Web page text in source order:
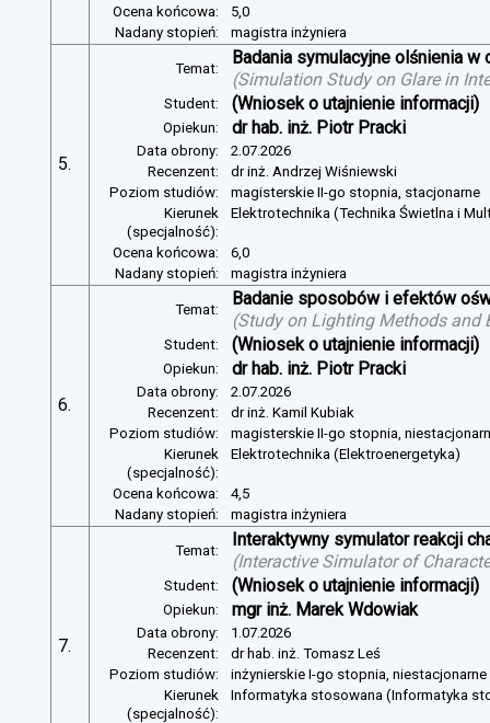
Ocena końcowa:
5,0
Nadany stopień:
magistra inżyniera
5.
Temat:
Badania symulacyjne olśnienia
(Simulation Study on Glare in
Student: (Wniosek o utajnienie informacji)
Opiekun: dr hab. inż. Piotr Pracki
Data obrony:
2.07.2026
Recenzent:
dr inż. Andrzej Wiśniewski
Poziom studiów:
magisterskie II-go stopnia, stacjonarne
Kierunek
(specjalność):
Elektrotechnika (Technika Świetlna i
Ocena końcowa:
6,0
Nadany stopień:
magistra inżyniera
6.
Temat:
Badanie sposobów i efektów
(Study on Lighting Methods and
Student: (Wniosek o utajnienie informacji)
Opiekun: dr hab. inż. Piotr Pracki
Data obrony:
2.07.2026
Recenzent:
dr inż. Kamil Kubiak
Poziom studiów:
magisterskie II-go stopnia,
Kierunek
(specjalność):
Elektrotechnika (Elektroenergetyka)
Ocena końcowa:
4,5
Nadany stopień:
magistra inżyniera
7.
Temat:
Interaktywny symulator reakcji
(Interactive Simulator of
Student: (Wniosek o utajnienie informacji)
Opiekun: mgr inż. Marek Wdowiak
Data obrony:
1.07.2026
Recenzent:
dr hab. inż. Tomasz Leś
Poziom studiów:
inżynierskie I-go stopnia, niestacjonarne
Kierunek
(specjalność):
Informatyka stosowana (Informatyka